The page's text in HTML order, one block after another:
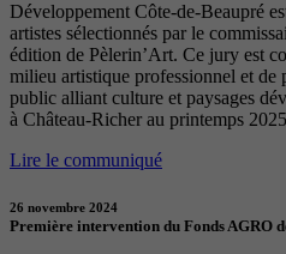
Développement Côte-de-Beaupré
artistes sélectionnés par le
édition de Pèlerin’Art. Ce jury est
milieu artistique professionnel et de
public alliant culture et paysages
à Château-Richer au printemps
Lire le communiqué
26 novembre 2024
Première intervention du Fonds AGRO